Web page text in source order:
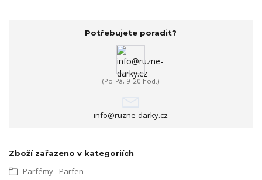
Potřebujete poradit?
(Po-Pá, 9-20 hod.)
info@ruzne-darky.cz
Zboží zařazeno v kategoriích
Parfémy - Parfen